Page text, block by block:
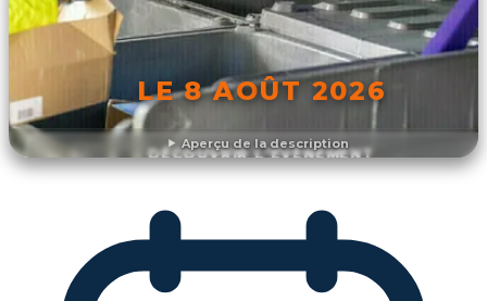
Aperçu de la description
LE 8 AOÛT 2026
DÉCOUVRIR L'ÉVÉNEMENT